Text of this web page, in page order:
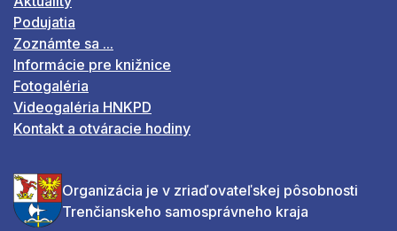
Podujatia
Zoznámte sa ...
Informácie pre knižnice
Fotogaléria
Videogaléria HNKPD
Kontakt a otváracie hodiny
Organizácia je v zriaďovateľskej pôsobnosti
Trenčianskeho samosprávneho kraja